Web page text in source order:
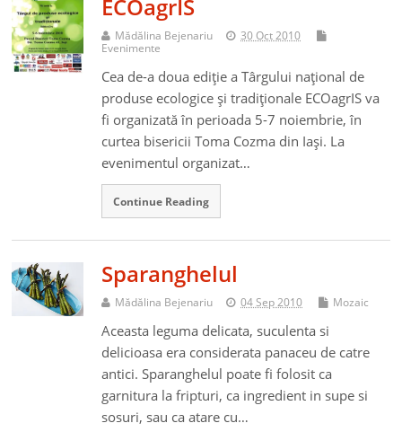
ECOagrIS
Mădălina Bejenariu
30 Oct 2010
Evenimente
Cea de-a doua ediţie a Târgului naţional de
produse ecologice şi tradiţionale ECOagrIS va
fi organizată în perioada 5-7 noiembrie, în
curtea bisericii Toma Cozma din Iaşi. La
evenimentul organizat…
Continue Reading
Sparanghelul
Mădălina Bejenariu 04 Sep 2010 Mozaic
Aceasta leguma delicata, suculenta si
delicioasa era considerata panaceu de catre
antici. Sparanghelul poate fi folosit ca
garnitura la fripturi, ca ingredient in supe si
sosuri, sau ca atare cu…